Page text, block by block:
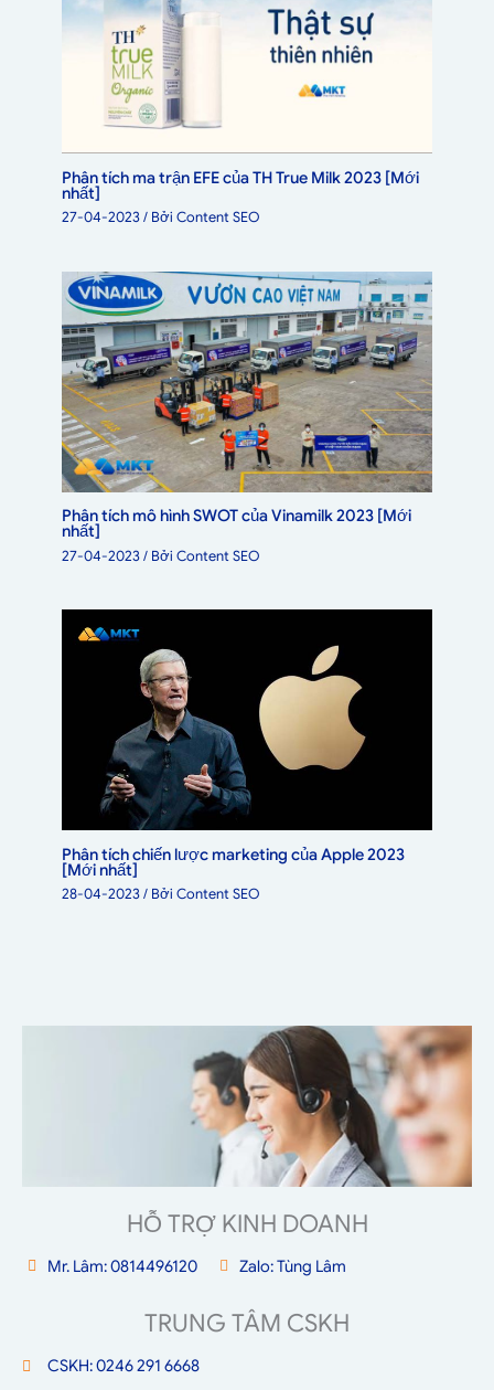
Phân tích ma trận EFE của TH True Milk 2023 [Mới
nhất]
27-04-2023/ BởiContent SEO
Phân tích mô hình SWOT của Vinamilk 2023 [Mới
nhất]
27-04-2023/ BởiContent SEO
Phân tích chiến lược marketing của Apple 2023
[Mới nhất]
28-04-2023/ BởiContent SEO
HỖ TRỢ KINH DOANH
Mr. Lâm: 0814496120 Zalo: Tùng Lâm
TRUNG TÂM CSKH
CSKH: 0246 291 6668